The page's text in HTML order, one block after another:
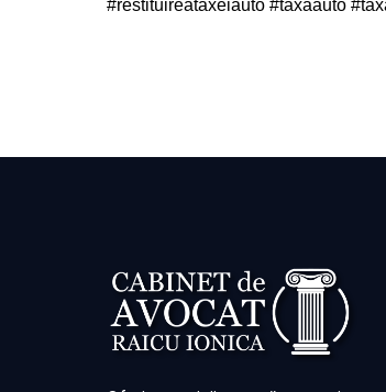
#restituireataxeiauto #taxaauto